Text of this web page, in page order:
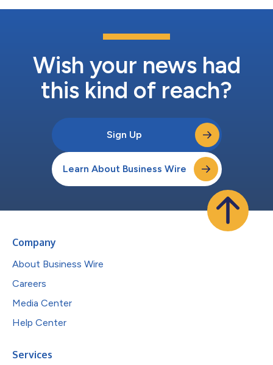
Wish your news had
this kind of reach?
Sign Up
Learn About Business Wire
Company
About Business Wire
Careers
Media Center
Help Center
Services